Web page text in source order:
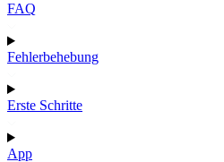
FAQ
Fehlerbehebung
Erste Schritte
App